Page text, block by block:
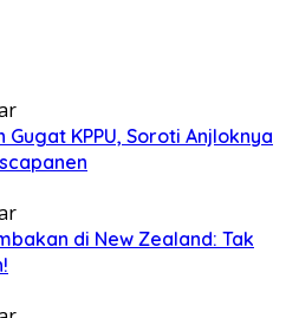
Gugat KPPU, Soroti Anjloknya
di New Zealand: Tak